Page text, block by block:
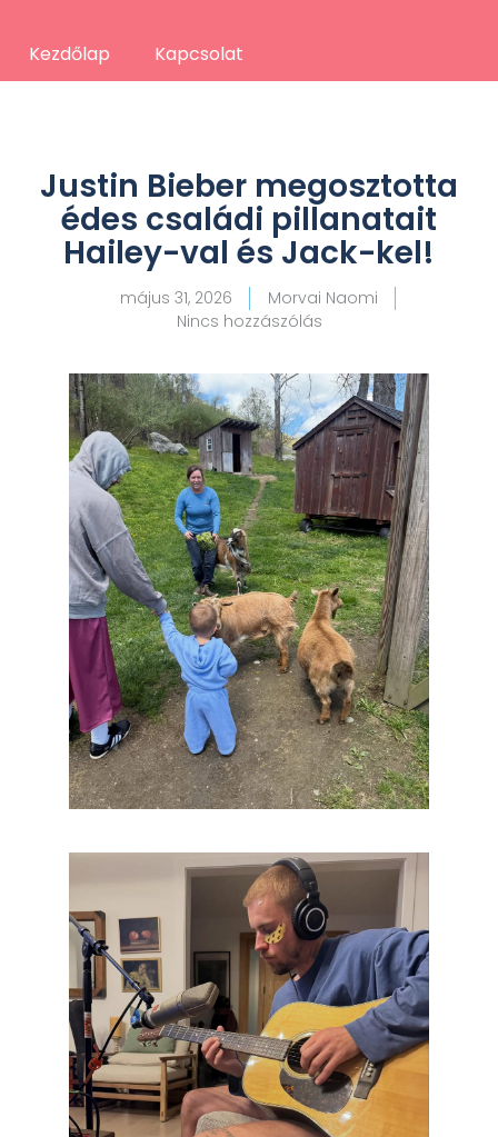
Kezdőlap Kapcsolat
Justin Bieber megosztotta
édes családi pillanatait
Hailey-val és Jack-kel!
május 31, 2026
Morvai Naomi
Nincs hozzászólás